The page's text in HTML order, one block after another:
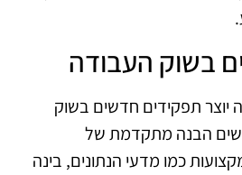
בשוק העבודה
יוצר תפקידים חדשים בשוק
הבנה מתקדמת של
כמו מדעי הנתונים, בינה